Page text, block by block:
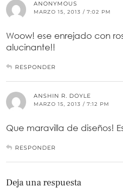
ANONYMOUS
MARZO 15, 2013 / 7:02 PM
Woow! ese enrejado con
alucinante!!
RESPONDER
ANSHIN R. DOYLE
MARZO 15, 2013 / 7:12 PM
Que maravilla de diseños!
RESPONDER
Deja una respuesta